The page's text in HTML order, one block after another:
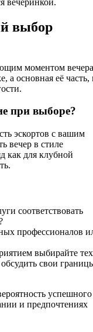
выбор
моментом
а основная её часть,
при выборе?
эскортов с вашим
вечер в стиле
как для клубной
соответствовать
профессионалов
выбирайте тех
свои
успешного
и предпочтениях